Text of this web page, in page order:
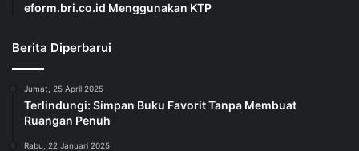
eform.bri.co.id Menggunakan KTP
Berita Diperbarui
Jumat, 25 April 2025
Terlindungi: Simpan Buku Favorit Tanpa Membuat
Ruangan Penuh
Rabu, 22 Januari 2025